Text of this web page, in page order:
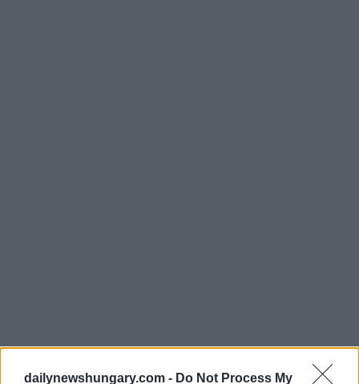
dailynewshungary.com - Do Not Process My
consegnerà il Premio Eroi di Budapest ai dipendenti delle